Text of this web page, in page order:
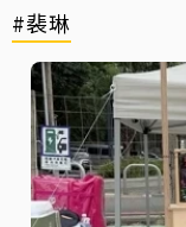
#裴琳